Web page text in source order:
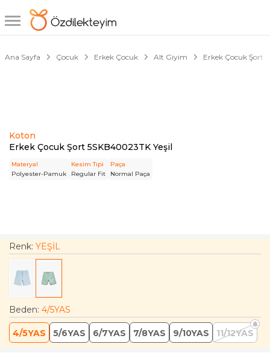
Ana Sayfa Çocuk Erkek Çocuk Alt Giyim Erkek Çocuk Şort
Koton
Erkek Çocuk Şort 5SKB40023TK Yeşil
Materyal
Polyester-Pamuk
Kesim Tipi
Regular Fit
Paça
Normal Paça
1/4
Renk: YEŞİL
Beden: 4/5YAS
4/5YAS 5/6YAS 6/7YAS 7/8YAS 9/10YAS 11/12YAS